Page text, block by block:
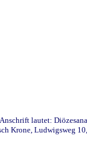
lautet:
Krone, Ludwigsweg